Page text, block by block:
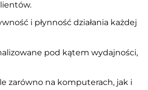
i płynność działania każdej
pod kątem wydajności,
zarówno na komputerach, jak i